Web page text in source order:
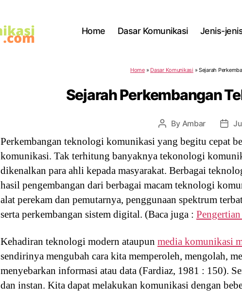
Home Dasar Komunikasi Jenis-
Home» Dasar Komunikasi »Sejarah
Sejarah Perkembangan
Post
author
By Ambar
Post
date
Perkembangan teknologi komunikasi yang begitu cepat
komunikasi. Tak terhitung banyaknya tekonologi
dikenalkan para ahli kepada masyarakat. Berbagai
hasil pengembangan dari berbagai macam teknologi
alat perekam dan pemutarnya, penggunaan spektrum
serta perkembangan sistem digital. (Baca juga :
Kehadiran teknologi modern ataupun media komunikasi
sendirinya mengubah cara kita memperoleh, mengolah,
menyebarkan informasi atau data (Fardiaz, 1981 : 150).
dan instan. Kita dapat melakukan komunikasi dengan